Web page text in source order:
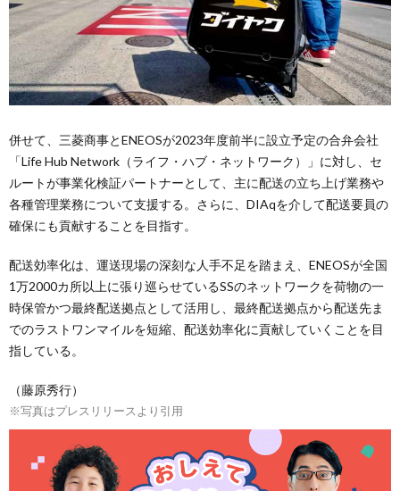
併せて、三菱商事とENEOSが2023年度前半に設立予定の合弁会社
「Life Hub Network（ライフ・ハブ・ネットワーク）」に対し、セ
ルートが事業化検証パートナーとして、主に配送の立ち上げ業務や
各種管理業務について支援する。さらに、DIAqを介して配送要員の
確保にも貢献することを目指す。
配送効率化は、運送現場の深刻な人手不足を踏まえ、ENEOSが全国
1万2000カ所以上に張り巡らせているSSのネットワークを荷物の一
時保管かつ最終配送拠点として活用し、最終配送拠点から配送先ま
でのラストワンマイルを短縮、配送効率化に貢献していくことを目
指している。
（藤原秀行）
※写真はプレスリリースより引用